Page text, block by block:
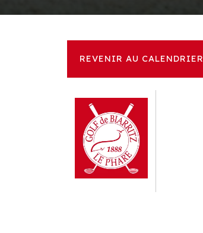
REVENIR AU CALENDRIER